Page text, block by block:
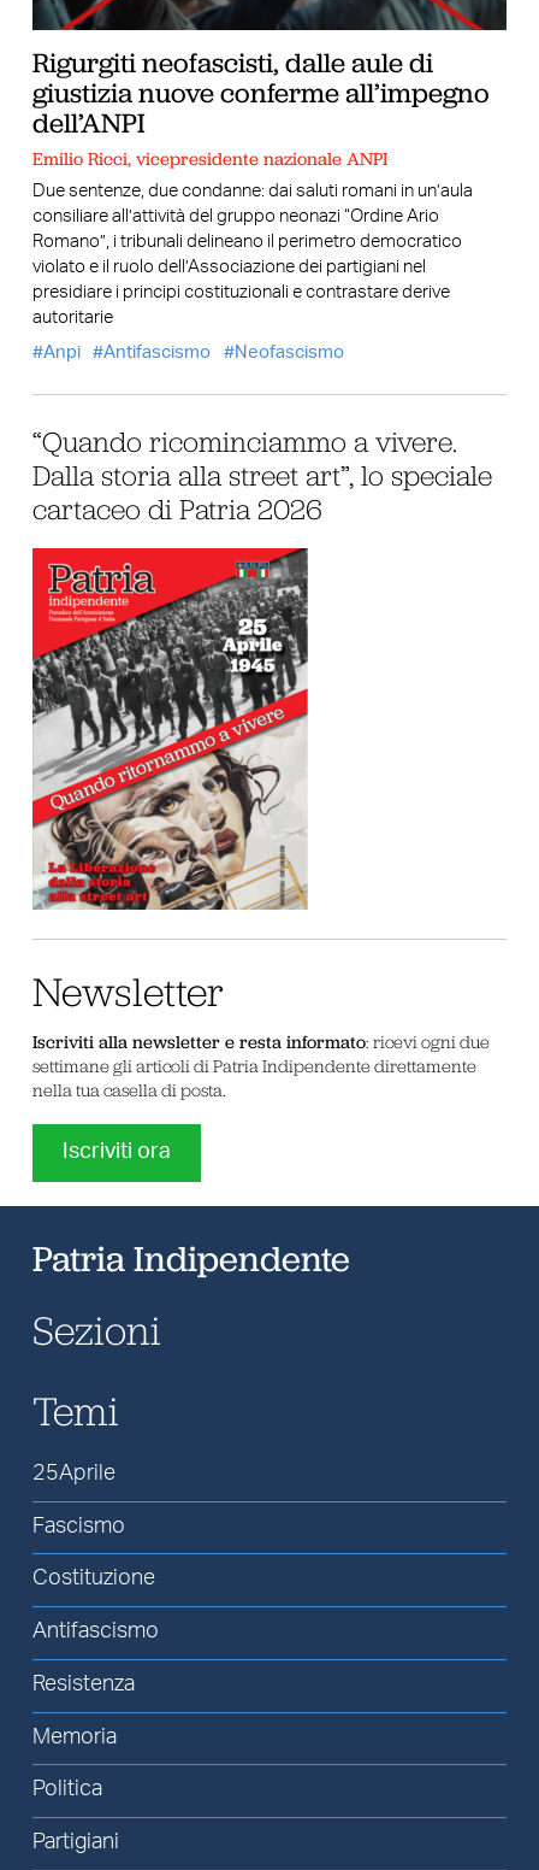
Rigurgiti neofascisti, dalle aule di
giustizia nuove conferme all’impegno
dell’ANPI
Emilio Ricci, vicepresidente nazionale ANPI
Due sentenze, due condanne: dai saluti romani in un’aula
consiliare all’attività del gruppo neonazi “Ordine Ario
Romano”, i tribunali delineano il perimetro democratico
violato e il ruolo dell’Associazione dei partigiani nel
presidiare i principi costituzionali e contrastare derive
autoritarie
Anpi
Antifascismo Neofascismo
“Quando ricominciammo a vivere.
Dalla storia alla street art”, lo speciale
cartaceo di Patria 2026
Newsletter
Iscriviti alla newsletter e resta informato: ricevi ogni due
settimane gli articoli di Patria Indipendente direttamente
nella tua casella di posta.
Iscriviti ora
Patria Indipendente
Sezioni
Temi
25Aprile
Fascismo
Costituzione
Antifascismo
Resistenza
Memoria
Politica
Partigiani